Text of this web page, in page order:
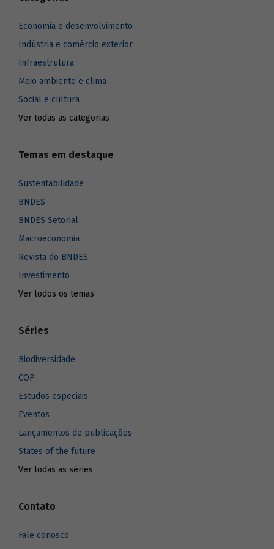
Economia e desenvolvimento
Indústria e comércio exterior
Infraestrutura
Meio ambiente e clima
Social e cultura
Ver todas as categorias
Temas em destaque
Sustentabilidade
BNDES
BNDES Setorial
Macroeconomia
Revista do BNDES
Investimento
Ver todos os temas
Séries
Biodiversidade
COP
Estudos especiais
Eventos
Lançamentos de publicações
States of the future
Ver todas as séries
Contato
Fale conosco